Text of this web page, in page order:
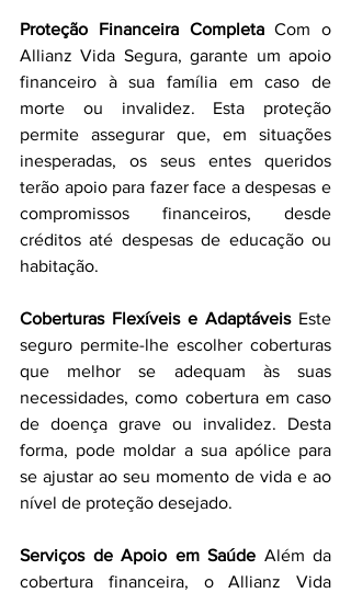
Proteção Financeira Completa Com o
Allianz Vida Segura, garante um apoio
financeiro à sua família em caso de
morte ou invalidez. Esta proteção
permite assegurar que, em situações
inesperadas, os seus entes queridos
terão apoio para fazer face a despesas e
compromissos financeiros, desde
créditos até despesas de educação ou
habitação.
Coberturas Flexíveis e Adaptáveis Este
seguro permite-lhe escolher coberturas
que melhor se adequam às suas
necessidades, como cobertura em caso
de doença grave ou invalidez. Desta
forma, pode moldar a sua apólice para
se ajustar ao seu momento de vida e ao
nível de proteção desejado.
Serviços de Apoio em Saúde Além da
cobertura financeira, o Allianz Vida